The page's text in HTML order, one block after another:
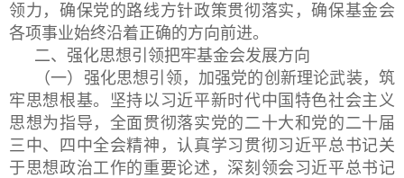
领力，确保党的路线方针政策贯彻落实，确保基金会
各项事业始终沿着正确的方向前进。
二、强化思想引领把牢基金会发展方向
（一）强化思想引领，加强党的创新理论武装，筑
牢思想根基。坚持以习近平新时代中国特色社会主义
思想为指导，全面贯彻落实党的二十大和党的二十届
三中、四中全会精神，认真学习贯彻习近平总书记关
于思想政治工作的重要论述，深刻领会习近平总书记